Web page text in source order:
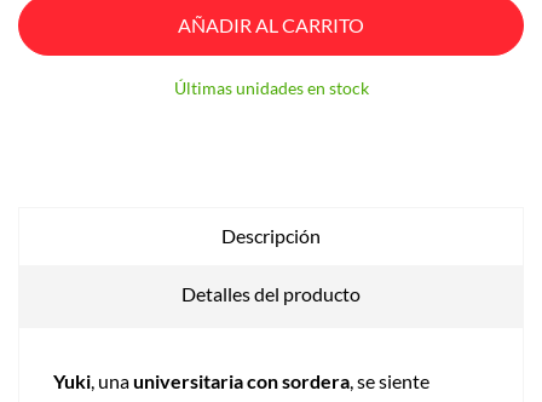
AÑADIR AL CARRITO
Últimas unidades en stock
Descripción
Detalles del producto
Yuki, unauniversitaria con sordera, se siente